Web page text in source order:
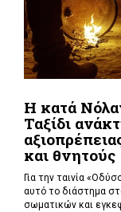
Η κατά
Ταξίδι
και θνητούς
Για την ταινία
αυτό το διάστημα
σωματικών και